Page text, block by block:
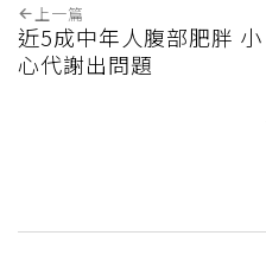
上一篇
近5成中年人腹部肥胖 小
心代謝出問題